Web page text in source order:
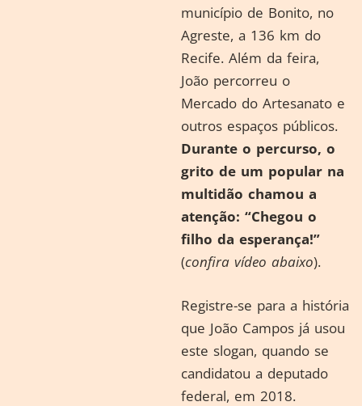
município de Bonito, no
Agreste, a 136 km do
Recife. Além da feira,
João percorreu o
Mercado do Artesanato e
outros espaços públicos.
Durante o percurso, o
grito de um popular na
multidão chamou a
atenção: “Chegou o
filho da esperança!”
(confira vídeo abaixo).
Registre-se para a história
que João Campos já usou
este slogan, quando se
candidatou a deputado
federal, em 2018.